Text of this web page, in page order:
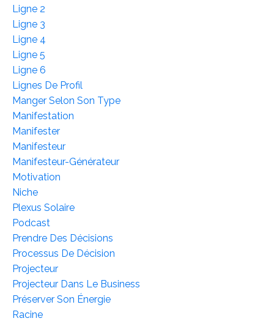
Ligne 2
Ligne 3
Ligne 4
Ligne 5
Ligne 6
Lignes De Profil
Manger Selon Son Type
Manifestation
Manifester
Manifesteur
Manifesteur-Générateur
Motivation
Niche
Plexus Solaire
Podcast
Prendre Des Décisions
Processus De Décision
Projecteur
Projecteur Dans Le Business
Préserver Son Énergie
Racine